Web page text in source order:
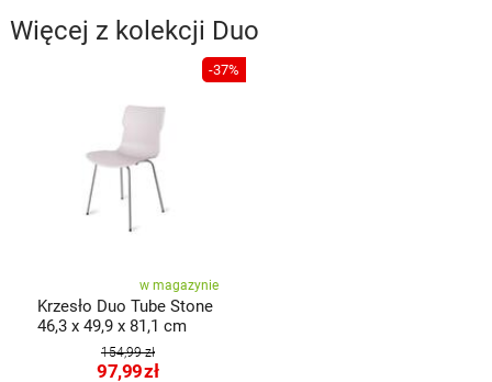
Więcej z kolekcji Duo
-37%
w magazynie
Krzesło Duo Tube Stone
46,3 x 49,9 x 81,1 cm
154,99 zł
97,99zł